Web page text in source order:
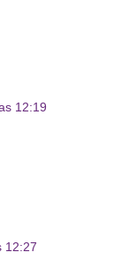
12:19
12:27